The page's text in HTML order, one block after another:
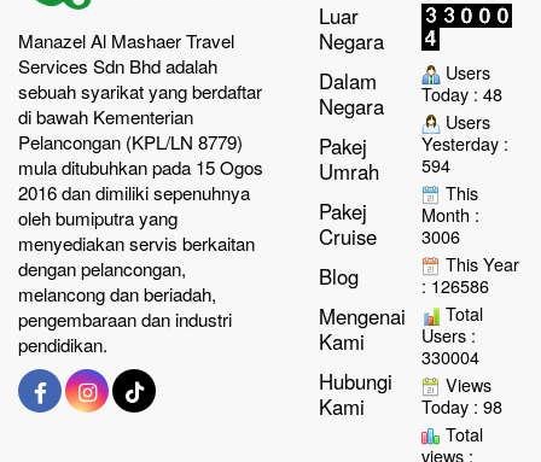
Manazel Al Mashaer Travel
Services Sdn Bhd adalah
sebuah syarikat yang berdaftar
di bawah Kementerian
Pelancongan (KPL/LN 8779)
mula ditubuhkan pada 15 Ogos
2016 dan dimiliki sepenuhnya
oleh bumiputra yang
menyediakan servis berkaitan
dengan pelancongan,
melancong dan beriadah,
pengembaraan dan industri
pendidikan.
Luar
Negara
Dalam
Negara
Pakej
Umrah
Pakej
Cruise
Blog
Mengenai
Kami
Hubungi
Kami
Users
Today : 48
Users
Yesterday :
594
This
Month :
3006
This Year
: 126586
Total
Users :
330004
Views
Today : 98
Total
views :